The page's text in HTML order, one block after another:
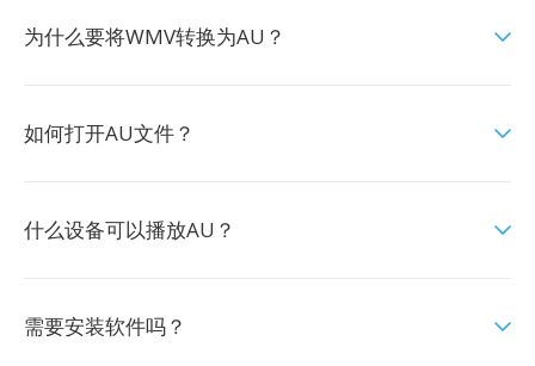
为什么要将WMV转换为AU？
如何打开AU文件？
什么设备可以播放AU？
需要安装软件吗？